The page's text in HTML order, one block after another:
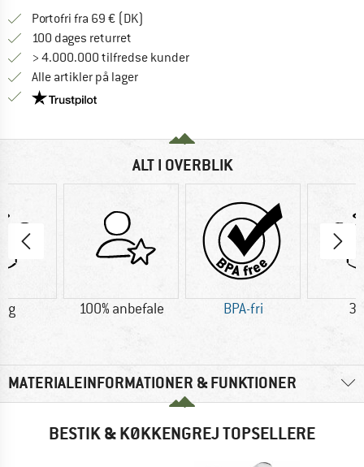
Portofri fra 69 € (DK)
100 dages returret
> 4.000.000 tilfredse kunder
Alle artikler på lager
Vi er Trustpilot-certificeret - oplysningerne får du
ALT I OVERBLIK
g 100% anbefale BPA-fri
MATERIALEINFORMATIONER & FUNKTIONER
BESTIK & KØKKENGREJ TOPSELLERE